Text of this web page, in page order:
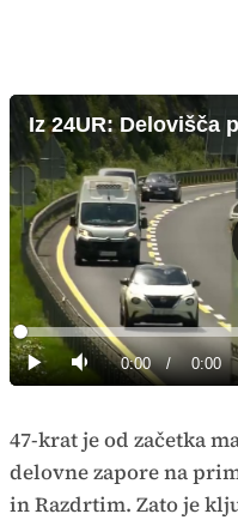
Iz 24UR: Delovišča
PredvajajTiho Current
0:00 / 0:00
Loaded:
0%
47-krat je od začetka
delovne zapore na
in Razdrtim. Zato je